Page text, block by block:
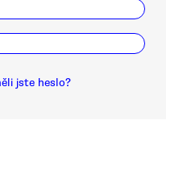
jste heslo?